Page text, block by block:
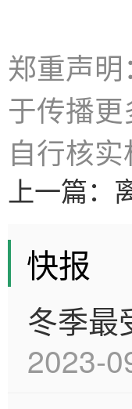
郑重声
于传播
自行核实
上一篇：
快报
冬季最
2023-